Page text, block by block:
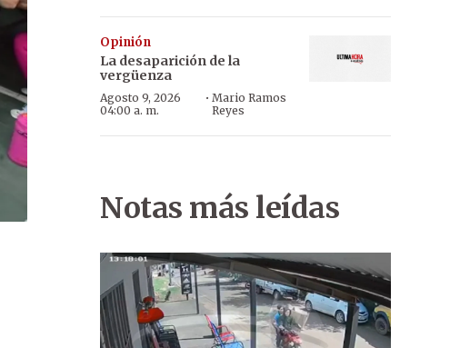
Opinión
La desaparición de la
vergüenza
Agosto 9, 2026
04:00 a. m.
· Mario Ramos
Reyes
Notas más leídas